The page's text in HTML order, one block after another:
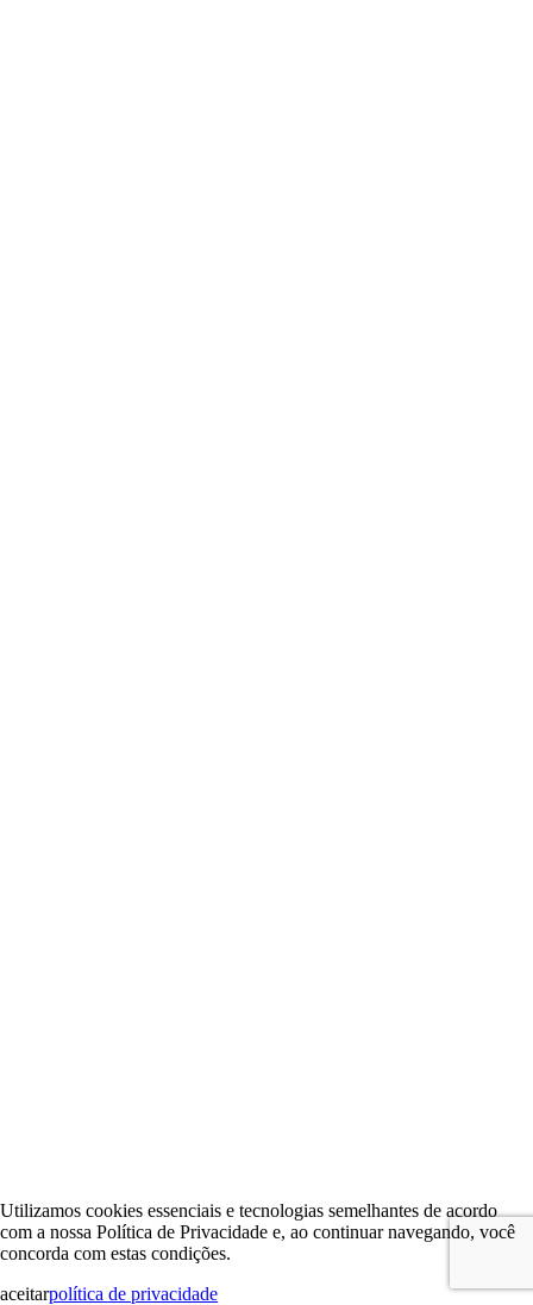
Utilizamos cookies essenciais e tecnologias semelhantes de acordo
com a nossa Política de Privacidade e, ao continuar navegando, você
concorda com estas condições.
aceitarpolítica de privacidade